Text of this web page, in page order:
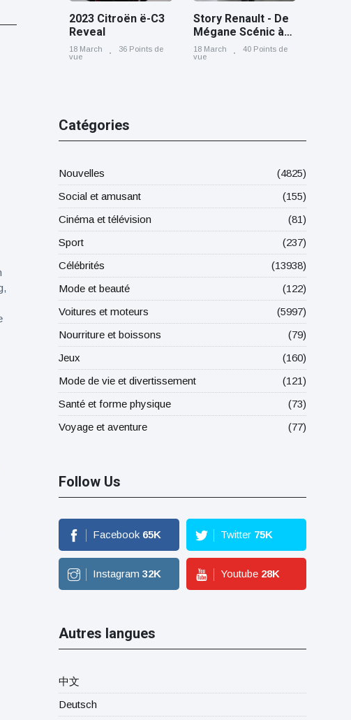
2023 Citroën ë-C3
Reveal
18 March
36 Points de
vue
Story Renault - De
Mégane Scénic à
Scénic E-Tech
electric, cinq
18 March
40 Points de
vue
Catégories
Nouvelles
(4825)
Social et amusant
(155)
Cinéma et télévision
(81)
Sport
(237)
Célébrités
(13938)
Mode et beauté
(122)
Voitures et moteurs
(5997)
Nourriture et boissons
(79)
Jeux
(160)
Mode de vie et divertissement
(121)
Santé et forme physique
(73)
Voyage et aventure
(77)
Follow Us
Facebook 65K Twitter 75K
Instagram 32K Youtube 28K
Autres langues
中文
Deutsch